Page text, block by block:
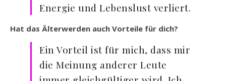
Energie und Lebenslust verliert.
Hat das Älterwerden auch Vorteile für dich?
Ein Vorteil ist für mich, dass mir
die Meinung anderer Leute